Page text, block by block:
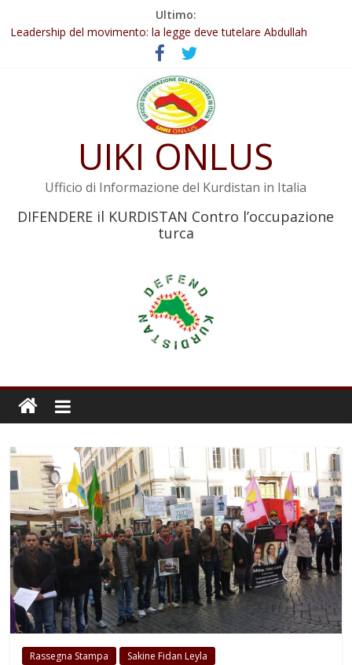
Ultimo:
Abdullah Öcalan: Le legge negativa deve essere trasformata in
legge positiva
Leadership del movimento: la legge deve tutelare Abdullah
Öcalan e l’intero movimento
Commissione donne del KNK: Şengal è di nuovo sotto minaccia
Non tenere conto della situazione di Rêber Apo ostacolerebbe
Il KNK chiede un’azione internazionale contro i crimini di guerra
UIKI ONLUS
Ufficio di Informazione del Kurdistan in Italia
DIFENDERE il KURDISTAN Contro l’occupazione
turca
Rassegna Stampa Sakine Fidan Leyla